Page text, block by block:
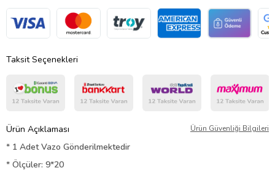
Taksit Seçenekleri
Ürün Açıklaması Ürün Güvenliği Bilgileri
* 1 Adet Vazo Gönderilmektedir
* Ölçüler: 9*20